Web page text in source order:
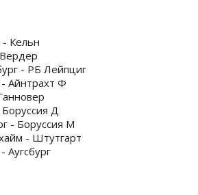
- Кельн
- РБ Лейпциг
- Айнтрахт Ф
Д
- Боруссия М
- Штутгарт
Аугсбург